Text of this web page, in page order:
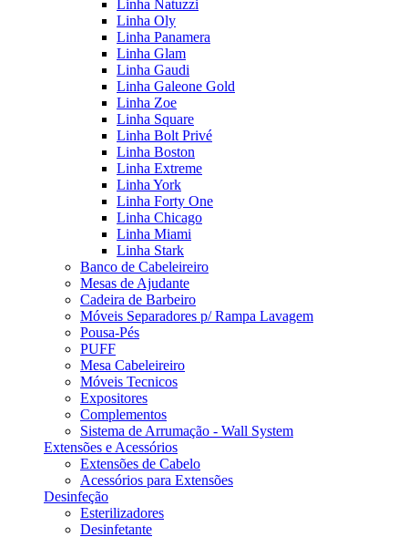
Linha Natuzzi
Linha Oly
Linha Panamera
Linha Glam
Linha Gaudi
Linha Galeone Gold
Linha Zoe
Linha Square
Linha Bolt Privé
Linha Boston
Linha Extreme
Linha York
Linha Forty One
Linha Chicago
Linha Miami
Linha Stark
Banco de Cabeleireiro
Mesas de Ajudante
Cadeira de Barbeiro
Móveis Separadores p/ Rampa Lavagem
Pousa-Pés
PUFF
Mesa Cabeleireiro
Móveis Tecnicos
Expositores
Complementos
Sistema de Arrumação - Wall System
Extensões e Acessórios
Extensões de Cabelo
Acessórios para Extensões
Desinfeção
Esterilizadores
Desinfetante